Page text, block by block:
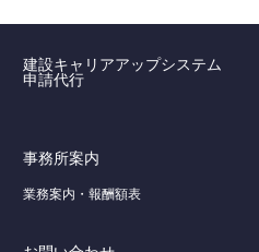
建設キャリアアップシステム
申請代行
事務所案内
業務案内・報酬額表